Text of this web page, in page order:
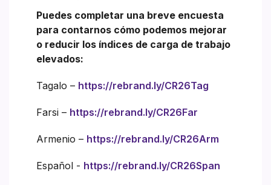
Puedes completar una breve encuesta
para contarnos cómo podemos mejorar
o reducir los índices de carga de trabajo
elevados:
Tagalo – https://rebrand.ly/CR26Tag
Farsi – https://rebrand.ly/CR26Far
Armenio – https://rebrand.ly/CR26Arm
Español - https://rebrand.ly/CR26Span